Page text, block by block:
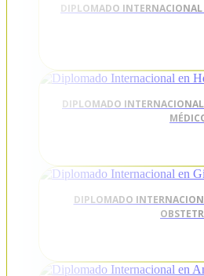
DIPLOMADO
DIPLOMADO
DIPLOMADO